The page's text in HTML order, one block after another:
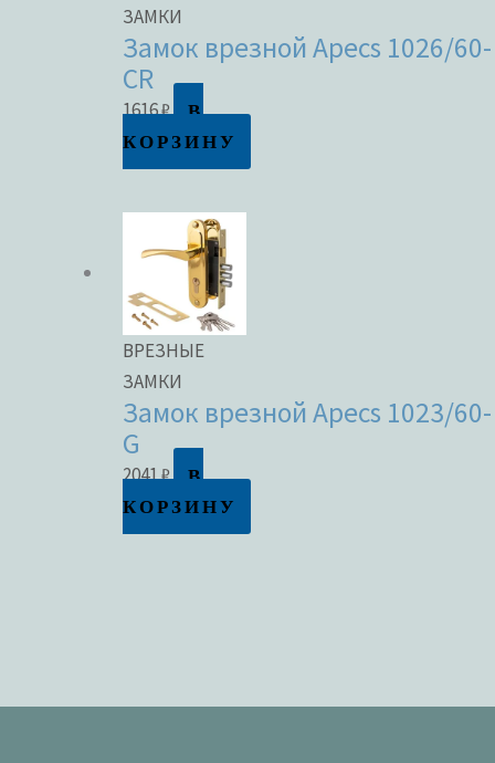
ЗАМКИ
Замок врезной Apecs 1026/60-
CR
1616₽
В
КОРЗИНУ
ВРЕЗНЫЕ
ЗАМКИ
Замок врезной Apecs 1023/60-
G
2041₽
В
КОРЗИНУ